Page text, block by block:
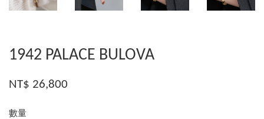
1942 PALACE BULOVA
NT$ 26,800
數量